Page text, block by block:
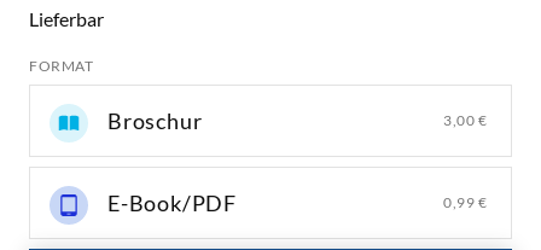
Lieferbar
FORMAT
Broschur 3,00 €
E-Book/PDF 0,99 €